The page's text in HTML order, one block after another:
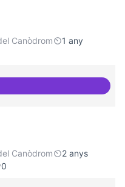
Canòdrom
1 any
Obertes
Canòdrom
2 anys
0